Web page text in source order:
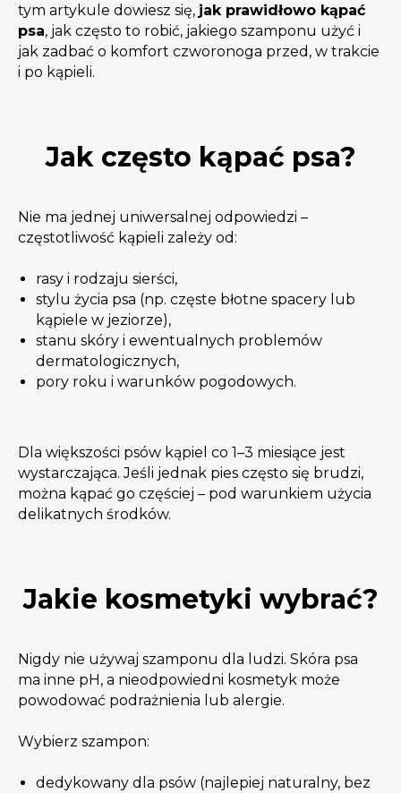
tym artykule dowiesz się, jak prawidłowo kąpać
psa, jak często to robić, jakiego szamponu użyć i
jak zadbać o komfort czworonoga przed, w trakcie
i po kąpieli.
Jak często kąpać psa?
Nie ma jednej uniwersalnej odpowiedzi –
częstotliwość kąpieli zależy od:
rasy i rodzaju sierści,
stylu życia psa (np. częste błotne spacery lub
kąpiele w jeziorze),
stanu skóry i ewentualnych problemów
dermatologicznych,
pory roku i warunków pogodowych.
Dla większości psów kąpiel co 1–3 miesiące jest
wystarczająca. Jeśli jednak pies często się brudzi,
można kąpać go częściej – pod warunkiem użycia
delikatnych środków.
Jakie kosmetyki wybrać?
Nigdy nie używaj szamponu dla ludzi. Skóra psa
ma inne pH, a nieodpowiedni kosmetyk może
powodować podrażnienia lub alergie.
Wybierz szampon:
dedykowany dla psów (najlepiej naturalny, bez